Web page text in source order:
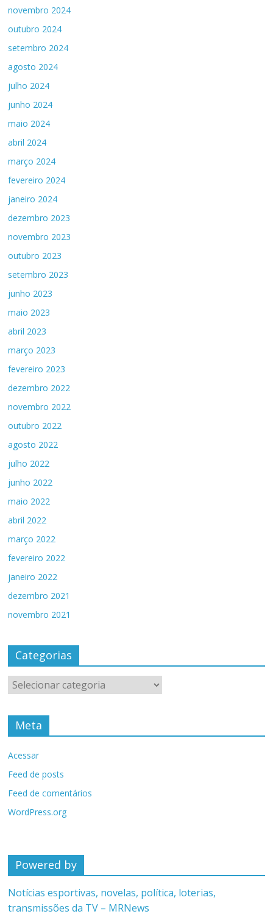
novembro 2024
outubro 2024
setembro 2024
agosto 2024
julho 2024
junho 2024
maio 2024
abril 2024
março 2024
fevereiro 2024
janeiro 2024
dezembro 2023
novembro 2023
outubro 2023
setembro 2023
junho 2023
maio 2023
abril 2023
março 2023
fevereiro 2023
dezembro 2022
novembro 2022
outubro 2022
agosto 2022
julho 2022
junho 2022
maio 2022
abril 2022
março 2022
fevereiro 2022
janeiro 2022
dezembro 2021
novembro 2021
Categorias
Categorias
Meta
Acessar
Feed de posts
Feed de comentários
WordPress.org
Powered by
Notícias esportivas, novelas, política, loterias,
transmissões da TV – MRNews